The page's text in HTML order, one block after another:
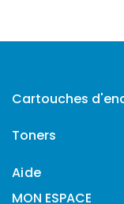
Cartouches
Toners
Aide
MON ESPACE